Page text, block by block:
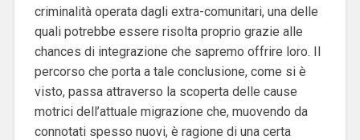
criminalità operata dagli extra-comunitari, una delle
quali potrebbe essere risolta proprio grazie alle
chances di integrazione che sapremo offrire loro. Il
percorso che porta a tale conclusione, come si è
visto, passa attraverso la scoperta delle cause
motrici dell’attuale migrazione che, muovendo da
connotati spesso nuovi, è ragione di una certa